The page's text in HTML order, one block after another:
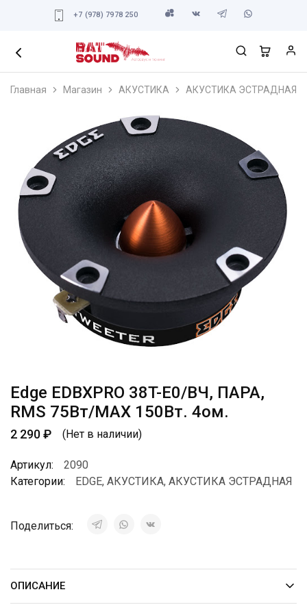
+7 (978) 7978 250
Главная Магазин АКУСТИКА АКУСТИКА ЭСТРАДНАЯ
Edge EDBXPRO 38T-E0/ВЧ, ПАРА,
RMS 75Вт/МАХ 150Вт. 4ом.
2 290₽ (Нет в наличии)
Артикул:
2090
Категории:
EDGE, АКУСТИКА, АКУСТИКА ЭСТРАДНАЯ
Поделиться:
ОПИСАНИЕ